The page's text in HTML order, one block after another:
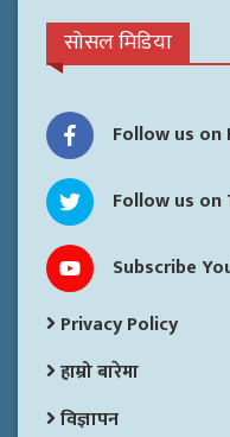
सोसल मिडिया
Follow us on
Follow us
Subscribe
Privacy Policy
हाम्रो बारेमा
विज्ञापन